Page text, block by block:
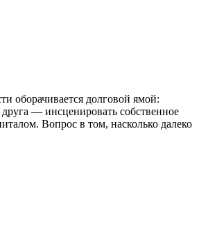
оборачивается долговой ямой:
— инсценировать собственное
Вопрос в том, насколько далеко